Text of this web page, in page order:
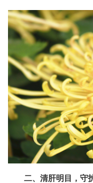
二、清肝明目，守